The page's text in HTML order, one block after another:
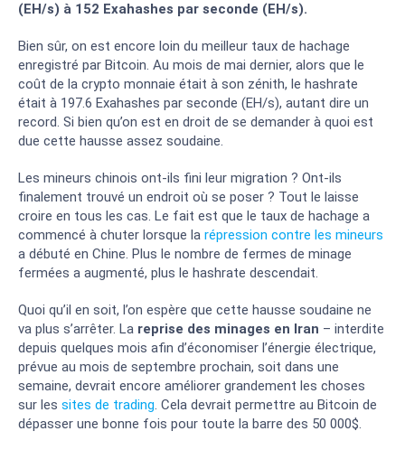
(EH/s) à 152 Exahashes par seconde (EH/s).
Bien sûr, on est encore loin du meilleur taux de hachage
enregistré par Bitcoin. Au mois de mai dernier, alors que le
coût de la crypto monnaie était à son zénith, le hashrate
était à 197.6 Exahashes par seconde (EH/s), autant dire un
record. Si bien qu’on est en droit de se demander à quoi est
due cette hausse assez soudaine.
Les mineurs chinois ont-ils fini leur migration ? Ont-ils
finalement trouvé un endroit où se poser ? Tout le laisse
croire en tous les cas. Le fait est que le taux de hachage a
commencé à chuter lorsque la répression contre les mineurs
a débuté en Chine. Plus le nombre de fermes de minage
fermées a augmenté, plus le hashrate descendait.
Quoi qu’il en soit, l’on espère que cette hausse soudaine ne
va plus s’arrêter. La reprise des minages en Iran – interdite
depuis quelques mois afin d’économiser l’énergie électrique,
prévue au mois de septembre prochain, soit dans une
semaine, devrait encore améliorer grandement les choses
sur les sites de trading. Cela devrait permettre au Bitcoin de
dépasser une bonne fois pour toute la barre des 50 000$.